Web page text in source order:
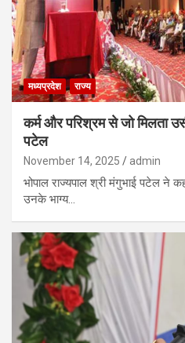
मध्यप्रदेश राज्य
कर्म और परिश्रम से जो मिलता
पटेल
November 14, 2025 admin
भोपाल राज्यपाल श्री मंगुभाई पटेल ने
उनके भाग्य…